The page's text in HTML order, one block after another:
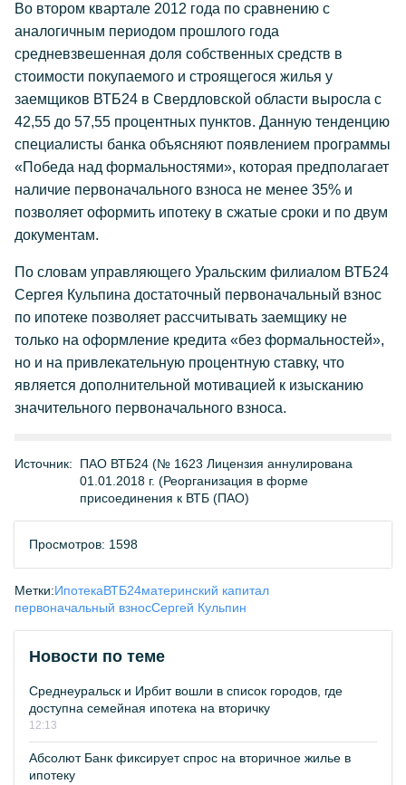
Во втором квартале 2012 года по сравнению с
аналогичным периодом прошлого года
средневзвешенная доля собственных средств в
стоимости покупаемого и строящегося жилья у
заемщиков ВТБ24 в Свердловской области выросла с
42,55 до 57,55 процентных пунктов. Данную тенденцию
специалисты банка объясняют появлением программы
«Победа над формальностями», которая предполагает
наличие первоначального взноса не менее 35% и
позволяет оформить ипотеку в сжатые сроки и по двум
документам.
По словам управляющего Уральским филиалом ВТБ24
Сергея Кульпина достаточный первоначальный взнос
по ипотеке позволяет рассчитывать заемщику не
только на оформление кредита «без формальностей»,
но и на привлекательную процентную ставку, что
является дополнительной мотивацией к изысканию
значительного первоначального взноса.
Источник:
ПАО ВТБ24 (№ 1623 Лицензия аннулирована
01.01.2018 г. (Реорганизация в форме
присоединения к ВТБ (ПАО)
Просмотров: 1598
Метки:ИпотекаВТБ24материнский капитал
первоначальный взносСергей Кульпин
Новости по теме
Среднеуральск и Ирбит вошли в список городов, где
доступна семейная ипотека на вторичку
12:13
Абсолют Банк фиксирует спрос на вторичное жилье в
ипотеку